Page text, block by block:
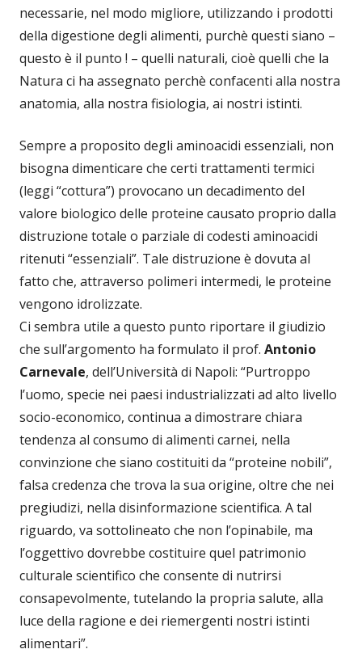
necessarie, nel modo migliore, utilizzando i prodotti
della digestione degli alimenti, purchè questi siano –
questo è il punto ! – quelli naturali, cioè quelli che la
Natura ci ha assegnato perchè confacenti alla nostra
anatomia, alla nostra fisiologia, ai nostri istinti.
Sempre a proposito degli aminoacidi essenziali, non
bisogna dimenticare che certi trattamenti termici
(leggi “cottura”) provocano un decadimento del
valore biologico delle proteine causato proprio dalla
distruzione totale o parziale di codesti aminoacidi
ritenuti “essenziali”. Tale distruzione è dovuta al
fatto che, attraverso polimeri intermedi, le proteine
vengono idrolizzate.
Ci sembra utile a questo punto riportare il giudizio
che sull’argomento ha formulato il prof. Antonio
Carnevale, dell’Università di Napoli: “Purtroppo
l’uomo, specie nei paesi industrializzati ad alto livello
socio-economico, continua a dimostrare chiara
tendenza al consumo di alimenti carnei, nella
convinzione che siano costituiti da “proteine nobili”,
falsa credenza che trova la sua origine, oltre che nei
pregiudizi, nella disinformazione scientifica. A tal
riguardo, va sottolineato che non l’opinabile, ma
l’oggettivo dovrebbe costituire quel patrimonio
culturale scientifico che consente di nutrirsi
consapevolmente, tutelando la propria salute, alla
luce della ragione e dei riemergenti nostri istinti
alimentari”.